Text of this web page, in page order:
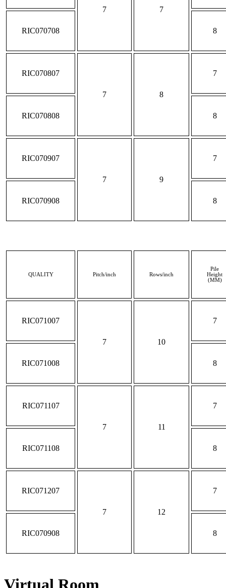
7 7
RIC070708 8
RIC070807
7 8
7
RIC070808 8
RIC070907
7 9
7
RIC070908 8
QUALITY Pitch/inch Rows/inch
Pile
Height
(MM)
RIC071007
7 10
7
RIC071008 8
RIC071107
7 11
7
RIC071108 8
RIC071207
7 12
7
RIC070908 8